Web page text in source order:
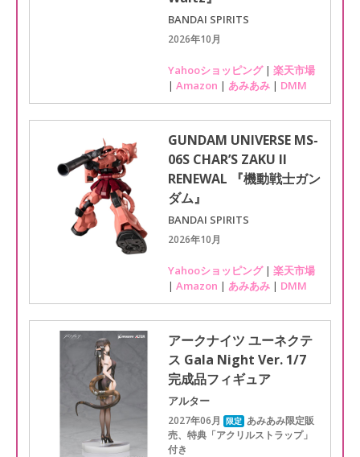
BANDAI SPIRITS
2026年10月
Yahooショッピング| 楽天市場
| Amazon | あみあみ | DMM
GUNDAM UNIVERSE MS-
06S CHAR’S ZAKU II
RENEWAL 『機動戦士ガン
ダム』
BANDAI SPIRITS
2026年10月
Yahooショッピング| 楽天市場
| Amazon | あみあみ | DMM
アークナイツ ユーネクテ
ス Gala Night Ver. 1/7
完成品フィギュア
アルター
2027年06月 限定 あみあみ限定販
売、特典「アクリルストラップ」
付き